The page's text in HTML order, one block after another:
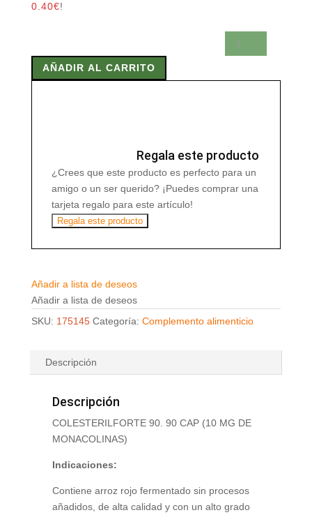
0.40€!
90.
cantidad
AÑADIR AL CARRITO
Regala este producto
¿Crees que este producto es perfecto para un
amigo o un ser querido? ¡Puedes comprar una
tarjeta regalo para este artículo!
Regala este producto
Añadir a lista de deseos
Añadir a lista de deseos
SKU: 175145 Categoría: Complemento alimenticio
Descripción
Descripción
COLESTERILFORTE 90. 90 CAP (10 MG DE
MONACOLINAS)
Indicaciones:
Contiene arroz rojo fermentado sin procesos
añadidos, de alta calidad y con un alto grado